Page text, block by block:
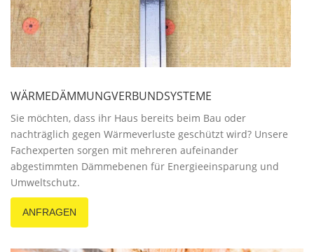
WÄRMEDÄMMUNGVERBUNDSYSTEME
Sie möchten, dass ihr Haus bereits beim Bau oder
nachträglich gegen Wärmeverluste geschützt wird? Unsere
Fachexperten sorgen mit mehreren aufeinander
abgestimmten Dämmebenen für Energieeinsparung und
Umweltschutz.
ANFRAGEN